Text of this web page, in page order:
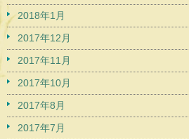
2018年1月
2017年12月
2017年11月
2017年10月
2017年8月
2017年7月